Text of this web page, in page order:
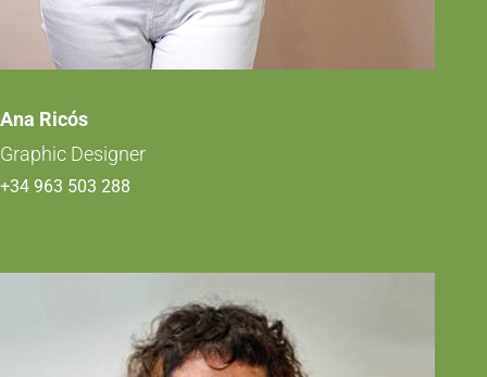
Ana Ricós
Graphic Designer
+34 963 503 288